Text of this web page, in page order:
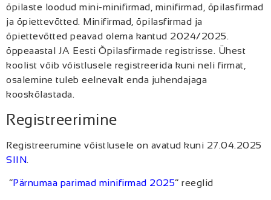
õpilaste loodud mini-minifirmad, minifirmad, õpilasfirmad
ja õpiettevõtted. Minifirmad, õpilasfirmad ja
õpiettevõtted peavad olema kantud 2024/2025.
õppeaastal JA Eesti Õpilasfirmade registrisse. Ühest
koolist võib võistlusele registreerida kuni neli firmat,
osalemine tuleb eelnevalt enda juhendajaga
kooskõlastada.
Registreerimine
Registreerumine võistlusele on avatud kuni 27.04.2025
SIIN.
“Pärnumaa parimad minifirmad 2025” reeglid